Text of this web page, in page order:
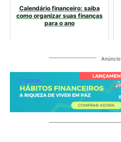
Calendário financeiro: saiba
como organizar suas finanças
para o ano
Anúncio